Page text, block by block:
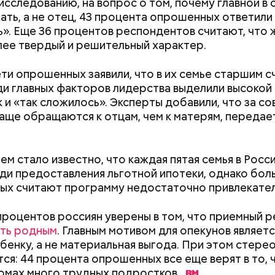
а не отец, 43 процента опрошенных ответили
Еще 36 процентов респондентов считают, что
твердый и решительный характер.
опрошенных заявили, что в их семье старшим
главных факторов лидерства выделили высокой
«так сложилось». Эксперты добавили, что за
обращаются к отцам, чем к матерям,
стало известно, что каждая пятая семья в
предоставления льготной ипотеки, однако
считают программу недостаточно
россиян уверены в том, что приемный
родным. Главным мотивом для опекунов
а не материальная выгода. При этом
44 процента опрошенных все еще верят в то,
день холостяка
порезанные кубиками, нужно легко обжарить на
К ним добавляются зелень петрушки, чеснок,
предупредила: не для всех дыня может
первую очередь ее стоит есть с осторожностью
японский напиток сбросить
лишний вес
убрать с
чем засеять